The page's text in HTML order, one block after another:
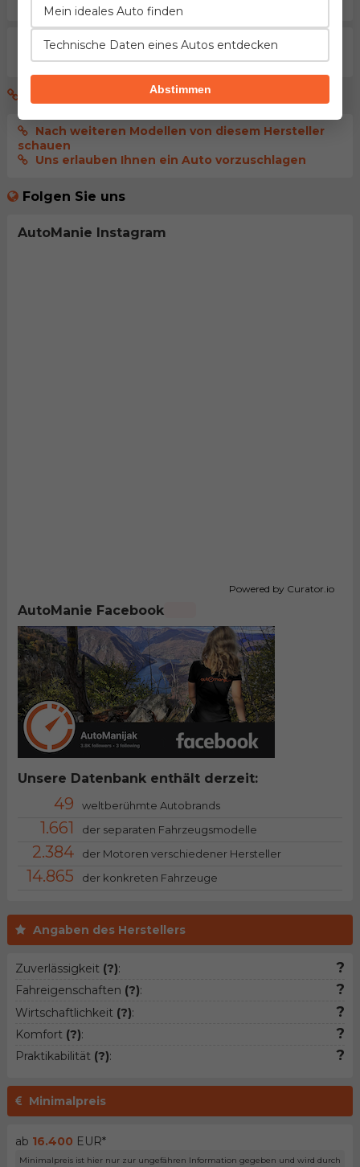
Angaben des Herstellers
Zuverlässigkeit (?): ?
Fahreigenschaften (?): ?
Wirtschaftlichkeit (?): ?
Komfort (?): ?
Praktikabilität (?): ?
Minimalpreis
ab 16.400 EUR*
Minimalpreis ist hier nur zur ungefähren Information gegeben und wird durch
veröffentlicht wird
Aktuell gibt es noch keine Kommentare. Seien sie der
erste der dies kommentiert.
Ok, das ist cool, und nun was?
Nach weiteren Modellen von diesem Hersteller
schauen
Uns erlauben Ihnen ein Auto vorzuschlagen
Folgen Sie uns
AutoManie Instagram
Powered by Curator.io
AutoManie Facebook
Unsere Datenbank enthält derzeit:
49 weltberühmte Autobrands
1.661 der separaten Fahrzeugsmodelle
2.384 der Motoren verschiedener Hersteller
14.865 der konkreten Fahrzeuge
Mein ideales Auto finden
Technische Daten eines Autos entdecken
Abstimmen